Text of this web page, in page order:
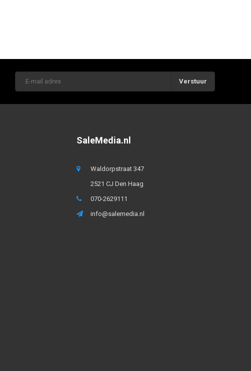
Verstuur
SaleMedia.nl
Waldorpstraat 347
2521 CJ Den Haag
070-2629111
info@salemedia.nl